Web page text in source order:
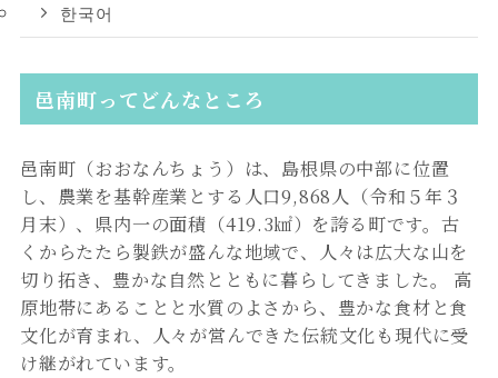
한국어
邑南町ってどんなところ
邑南町（おおなんちょう）は、島根県の中部に位置
し、農業を基幹産業とする人口9,868人（令和５年３
月末）、県内一の面積（419.3㎢）を誇る町です。古
くからたたら製鉄が盛んな地域で、人々は広大な山を
切り拓き、豊かな自然とともに暮らしてきました。 高
原地帯にあることと水質のよさから、豊かな食材と食
文化が育まれ、人々が営んできた伝統文化も現代に受
け継がれています。